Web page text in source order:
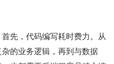
先，代码编写耗时费力。从
的业务逻辑，再到与数据